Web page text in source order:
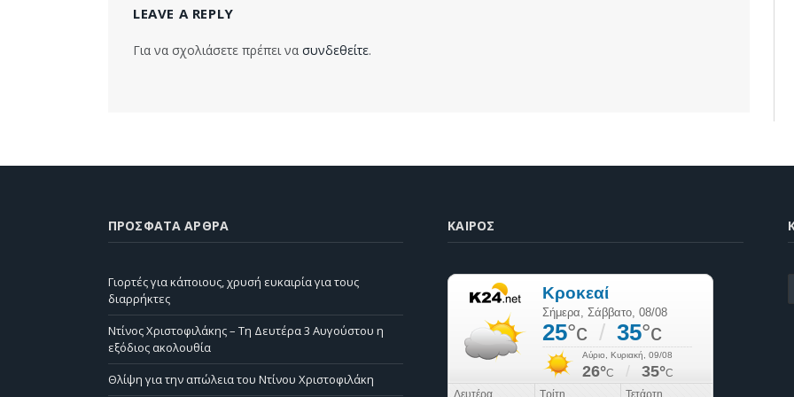
LEAVE A REPLY
Για να σχολιάσετε πρέπει να συνδεθείτε.
ΠΡΌΣΦΑΤΑ ΆΡΘΡΑ
Γιορτές για κάποιους, χρυσή ευκαιρία για τους
διαρρήκτες
Ντίνος Χριστοφιλάκης – Τη Δευτέρα 3 Αυγούστου η
εξόδιος ακολουθία
Θλίψη για την απώλεια του Ντίνου Χριστοφιλάκη
ΚΑΙΡΌΣ